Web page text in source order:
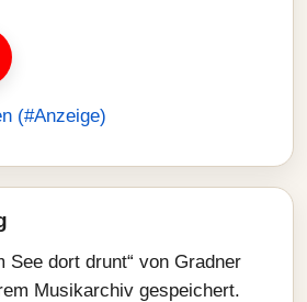
(#Anzeige)
See dort drunt“ von Gradner
Musikarchiv gespeichert.